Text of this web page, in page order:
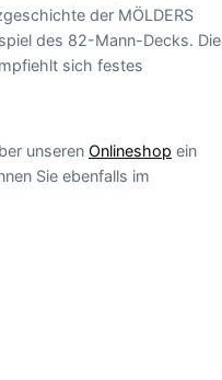
der MÖLDERS
des 82-Mann-Decks. Die
sich festes
unseren Onlineshop ein
Sie ebenfalls im